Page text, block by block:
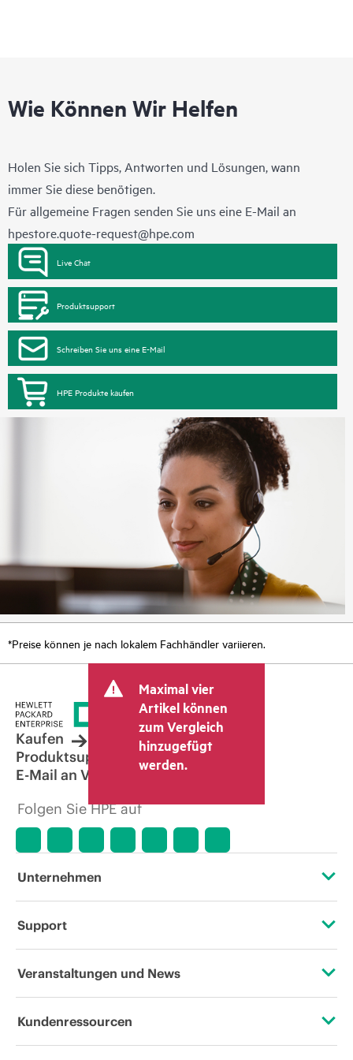
Wie Können Wir Helfen
Holen Sie sich Tipps, Antworten und Lösungen, wann
immer Sie diese benötigen.
Für allgemeine Fragen senden Sie uns eine E-Mail an
hpestore.quote-request@hpe.com
Live Chat
Produktsupport
Schreiben Sie uns eine E-Mail
HPE Produkte kaufen
*Preise können je nach lokalem Fachhändler variieren.
Maximal vier
Artikel können
zum Vergleich
hinzugefügt
werden.
Kaufen
Produktsupport
E-Mail an Vertrieb
Folgen Sie HPE auf
Unternehmen
Über HPE
Unternehmensverantwortung
Support
Operational Support Services
Veranstaltungen und News
Veranstaltungen
Kundenressourcen